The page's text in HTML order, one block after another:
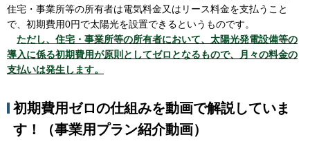
住宅・事業所等の所有者は電気料金又はリース料金を支払うこと
で、初期費用0円で太陽光を設置できるというものです。
ただし、 住宅・事業所等の所有者において、太陽光発電設備等の
導入に係る初期費用が原則としてゼロとなるもので、月々の料金の
支払いは発生します。
初期費用ゼロの仕組みを動画で解説していま
す！（事業用プラン紹介動画）